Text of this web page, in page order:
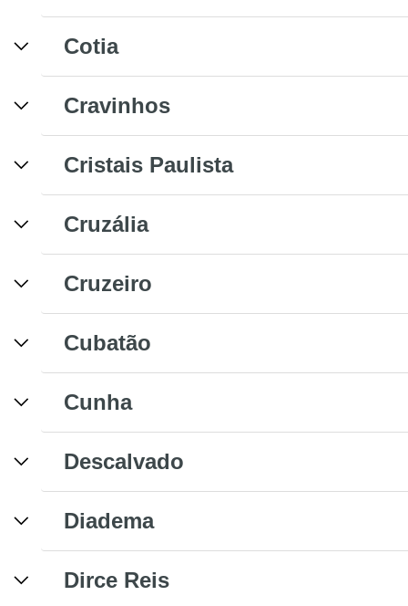
Cotia
Cravinhos
Cristais Paulista
Cruzália
Cruzeiro
Cubatão
Cunha
Descalvado
Diadema
Dirce Reis